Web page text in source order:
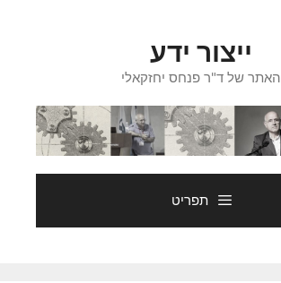
ייצור ידע
האתר של ד"ר פנחס יחזקאלי
תפריט